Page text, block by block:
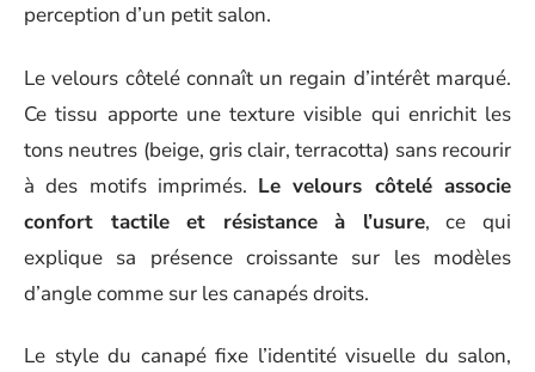
perception d’un petit salon.
Le velours côtelé connaît un regain d’intérêt marqué.
Ce tissu apporte une texture visible qui enrichit les
tons neutres (beige, gris clair, terracotta) sans recourir
à des motifs imprimés. Le velours côtelé associe
confort tactile et résistance à l’usure, ce qui
explique sa présence croissante sur les modèles
d’angle comme sur les canapés droits.
Le style du canapé fixe l’identité visuelle du salon,